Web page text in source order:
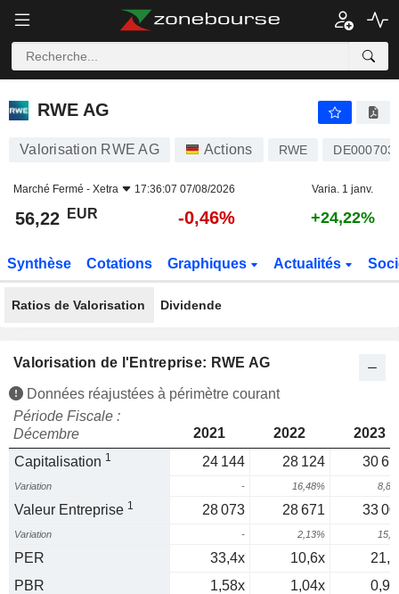
RWE AG
RWE AG
Valorisation RWE AG Actions RWE
Marché Fermé - Xetra 17:36:07 07/08/2026 Varia. 1 janv.
56,22 EUR -0,46% +24,22%
Synthèse Cotations Graphiques Actualités
Ratios de Valorisation Dividende
Valorisation de l'Entreprise: RWE AG
Données réajustées à périmètre courant
Période Fiscale :
Décembre
2021 2022
2023
Capitalisation 1 24 144 28 124 30
Variation - 16,48%
Valeur Entreprise 1 28 073 28 671 33
Variation - 2,13%
PER 33,4x 10,6x
PBR
1,58x 1,04x